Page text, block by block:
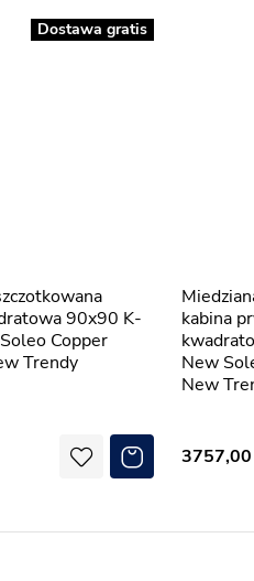
90x90 K-
Copper
Trendy
Dostawa gratis
Miedziana szczotkowana
kabina
New
New
3757,00